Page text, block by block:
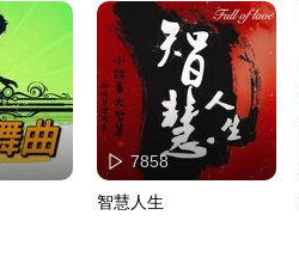
7858
智慧人生